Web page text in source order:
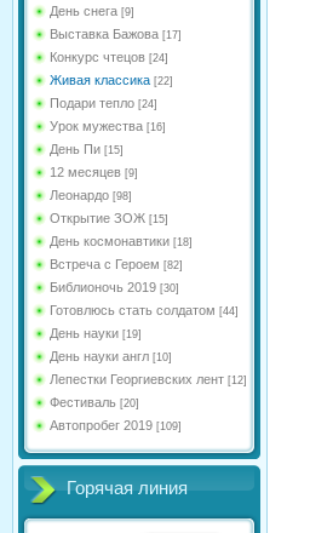
День снега [9]
Выставка Бажова [17]
Конкурс чтецов [24]
Живая классика [22]
Подари тепло [24]
Урок мужества [16]
День Пи [15]
12 месяцев [9]
Леонардо [98]
Открытие ЗОЖ [15]
День космонавтики [18]
Встреча с Героем [82]
Библионочь 2019 [30]
Готовлюсь стать солдатом [44]
День науки [19]
День науки англ [10]
Лепестки Георгиевских лент [12]
Фестиваль [20]
Автопробег 2019 [109]
Горячая линия